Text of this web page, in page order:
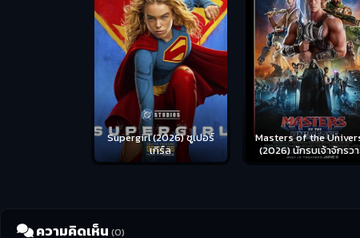
Supergirl (2026) ซูเปอร์
เกิร์ล
Masters of the
(2026) นักรบเจ้าจักรว
ความคิดเห็น (0)